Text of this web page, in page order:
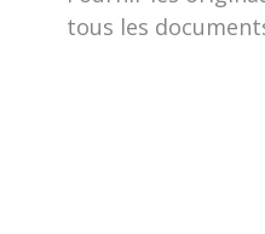
tous les